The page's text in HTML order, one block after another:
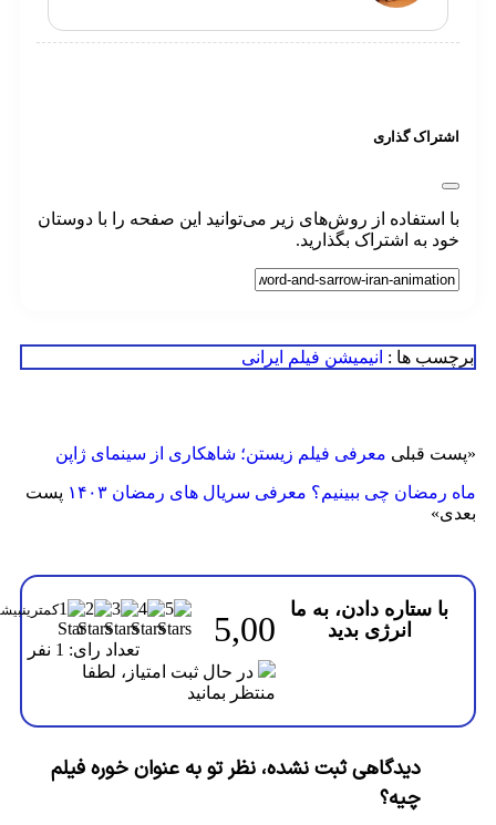
گذاری
استفاده از روش‌های زیر می‌توانید این صفحه را با دوستان
به اشتراک بگذارید.
ها :انیمیشن فیلم ایرانی
قبلی معرفی فیلم زیستن؛ شاهکاری از سینمای ژاپن
رمضان چی ببینیم؟ معرفی سریال های رمضان ۱۴۰۳
پست
با ستاره دادن، به ما
انرژی بدید
5,00
تعداد رای: 1 نفر
در حال ثبت امتیاز، لطفا
منتظر بمانید
دیدگاهی ثبت نشده، نظر تو به عنوان خوره فیلم